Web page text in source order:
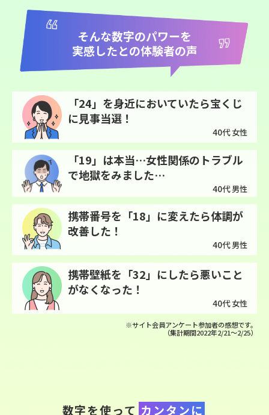
そんな数字のパワーを
実感したとの体験者の声
「24」を身近においていたら宝くじ
に見事当選！
40代 女性
「19」は本当…女性関係のトラブル
で地獄をみました…
40代 男性
携帯番号を「18」に変えたら体調が
改善した！
40代 男性
携帯壁紙を「32」にしたら悪いこと
がなくなった！
40代 女性
※サイト会員アンケート参加者の感想です。
（集計期間2022年2/21～2/25）
数字を使って カンタンに